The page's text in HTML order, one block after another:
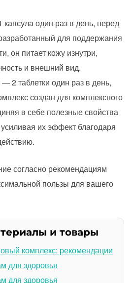
один раз в день, перед
для поддержания
он питает кожу изнутри,
и внешний вид.
— 2 таблетки один раз в день,
создан для комплексного
в себе полезные свойства
их эффект благодаря
согласно рекомендациям
пользы для вашего
и товары
комплекс: рекомендации
для здоровья
для здоровья